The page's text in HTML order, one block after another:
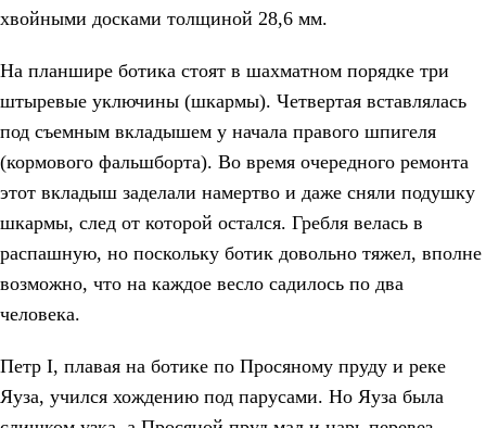
хвойными досками толщиной 28,6 мм.
На планшире ботика стоят в шахматном порядке три
штыревые уключины (шкармы). Четвертая вставлялась
под съемным вкладышем у начала правого шпигеля
(кормового фальшборта). Во время очередного ремонта
этот вкладыш заделали намертво и даже сняли подушку
шкармы, след от которой остался. Гребля велась в
распашную, но поскольку ботик довольно тяжел, вполне
возможно, что на каждое весло садилось по два
человека.
Петр I, плавая на ботике по Просяному пруду и реке
Яуза, учился хождению под парусами. Но Яуза была